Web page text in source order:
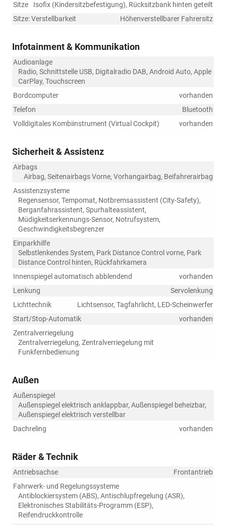
Sitze
Isofix (Kindersitzbefestigung), Rücksitzbank hinten geteilt
Sitze: Verstellbarkeit
Höhenverstellbarer Fahrersitz
Infotainment & Kommunikation
Audioanlage
Radio, Schnittstelle USB, Digitalradio DAB, Android Auto, Apple
CarPlay, Touchscreen
Bordcomputer
vorhanden
Telefon
Bluetooth
Volldigitales Kombiinstrument (Virtual Cockpit)
vorhanden
Sicherheit & Assistenz
Airbags
Airbag, Seitenairbags Vorne, Vorhangairbag, Beifahrerairbag
Assistenzsysteme
Regensensor, Tempomat, Notbremsassistent (City-Safety),
Berganfahrassistent, Spurhalteassistent,
Müdigkeitserkennungs-Sensor, Notrufsystem,
Geschwindigkeitsbegrenzer
Einparkhilfe
Selbstlenkendes System, Park Distance Control vorne, Park
Distance Control hinten, Rückfahrkamera
Innenspiegel automatisch abblendend
vorhanden
Lenkung
Servolenkung
Lichttechnik
Lichtsensor, Tagfahrlicht, LED-Scheinwerfer
Start/Stop-Automatik
vorhanden
Zentralverriegelung
Zentralverriegelung, Zentralverriegelung mit
Funkfernbedienung
Außen
Außenspiegel
Außenspiegel elektrisch anklappbar, Außenspiegel beheizbar,
Außenspiegel elektrisch verstellbar
Dachreling
vorhanden
Räder & Technik
Antriebsachse
Frontantrieb
Fahrwerk- und Regelungssysteme
Antiblockiersystem (ABS), Antischlupfregelung (ASR),
Elektronisches Stabilitäts-Programm (ESP),
Reifendruckkontrolle